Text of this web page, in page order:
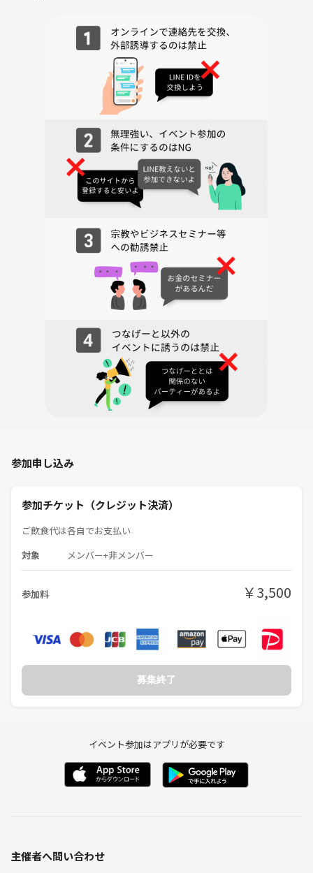
興味がある方ならどなたでもご参加いただけます♪
普通の交流会・イベントに飽きた方、女性1人での参加、都市伝説や怪
談を詳しくない初めての方も丁寧にご案内＆解説しますのでご参加お待
【迷える子羊たち（参加対象）】
・とにかく都市伝説や怪談・怖い話が好きで、都市伝説系youtuberや怪
談系youtuberの動画をよく見ている！
・なんか面白そうだから！
・趣味関心の合う友達や知り合いが欲しい！
・普通のイベント・交流会に行き飽きた！
・幽霊に取り憑かれているから、除霊・お祓いして欲しい！（笑）
【⚠️ 禁忌：以下の者は門をくぐるべからず】
・他人の話を聞けず、自分の話ばかりする人
・他人の意見に対して否定、批判をする人
・宗教やネットワークビジネス、投資の営業などに勧誘目的の人
（飲食店勤務 20代男性）
・私が長年追い求めたいたものがこの会なら見つかるかも！と思いまし
た！
（イラストレーター 30代女性）
・参加したらフリーメイソンの方もいてビックリしました！
（経営者 40代男性）
WEB制作/デザイナー/主婦/エステサロン/ホワイトニングサロン/貿易/
事務/大工/現場監督/公務員/生命保険/オーダースーツ/不動産/芸能事務
所/バンドマン/税理士/行政書士/アパレル/モデル/声優/結婚相談所/社長
JR総武線・都営新宿線 本八幡駅 北口
https://maps.app.goo.gl/ApdeQbXRHgdxdx5v5
参加申し込み
参加チケット（クレジット決済）
ご飲食代は各自でお支払い
対象 メンバー+非メンバー
参加料 ￥3,500
募集終了
イベント参加はアプリが必要です
主催者へ問い合わせ